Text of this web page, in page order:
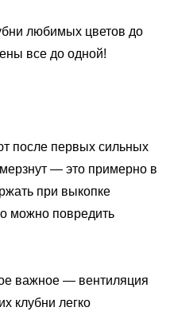
любимых цветов до
все до одной!
после первых сильных
— это примерно в
при выкопке
можно повредить
важное — вентиляция
клубни легко